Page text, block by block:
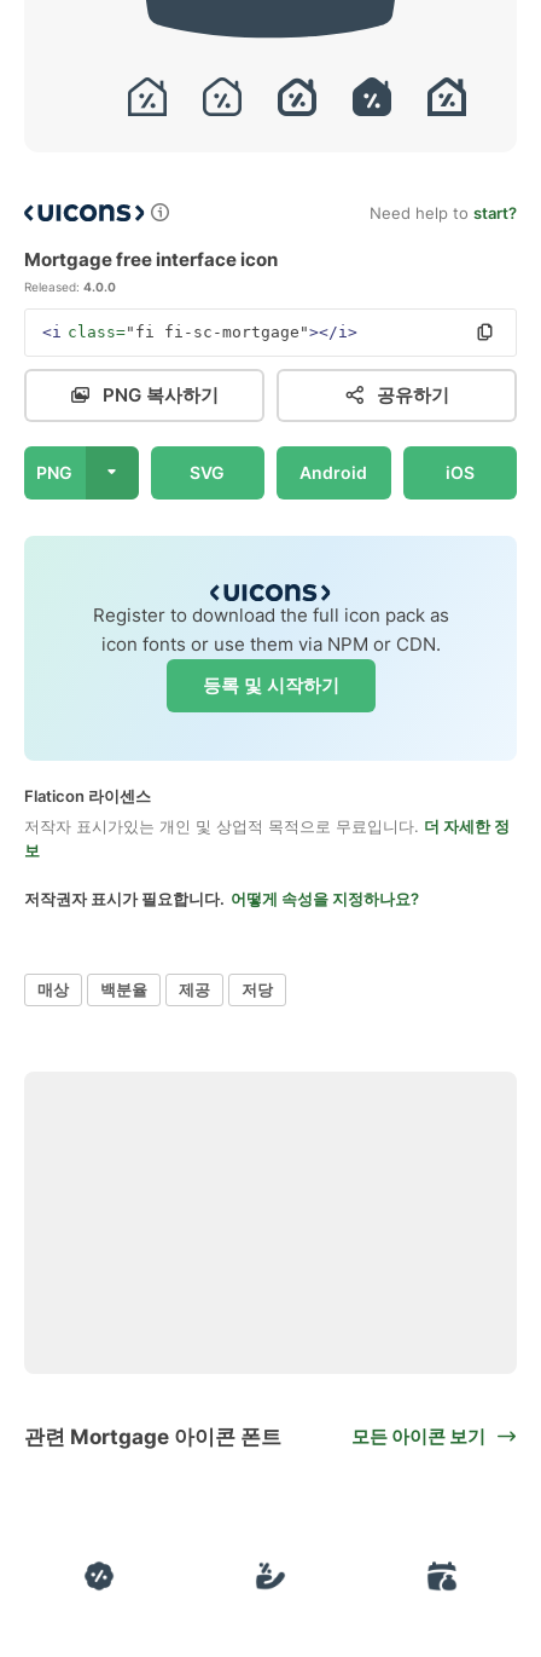
Need help to start?
Mortgage free interface icon
Released: 4.0.0
<i class="fi fi-sc-mortgage"></i>
PNG 복사하기 공유하기
PNG SVG Android iOS
Register to download the full icon pack as
icon fonts or use them via NPM or CDN.
등록 및 시작하기
Flaticon 라이센스
저작자 표시가있는 개인 및 상업적 목적으로 무료입니다. 더 자세한 정
보
저작권자 표시가 필요합니다. 어떻게 속성을 지정하나요?
매상 백분율 제공 저당
관련 Mortgage 아이콘 폰트 모든 아이콘 보기